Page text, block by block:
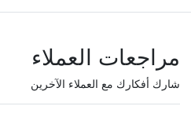
مراجعات العملاء
شارك أفكارك مع العملاء الآخرين